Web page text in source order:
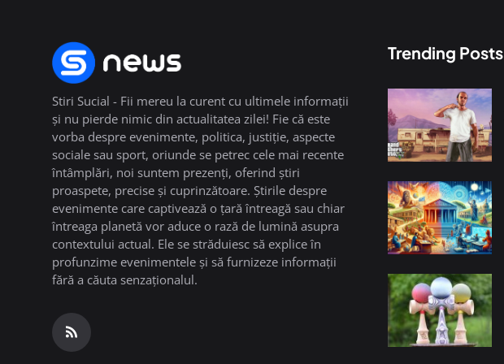
Stiri Sucial - Fii mereu la curent cu ultimele informații
și nu pierde nimic din actualitatea zilei! Fie că este
vorba despre evenimente, politica, justiție, aspecte
sociale sau sport, oriunde se petrec cele mai recente
întâmplări, noi suntem prezenți, oferind știri
proaspete, precise și cuprinzătoare. Știrile despre
evenimente care captivează o țară întreagă sau chiar
întreaga planetă vor aduce o rază de lumină asupra
contextului actual. Ele se străduiesc să explice în
profunzime evenimentele și să furnizeze informații
fără a căuta senzaționalul.
Trending Posts